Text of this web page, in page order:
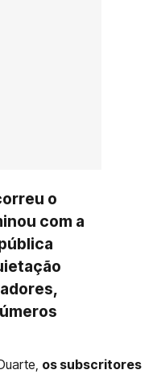
o
com a
os subscritores